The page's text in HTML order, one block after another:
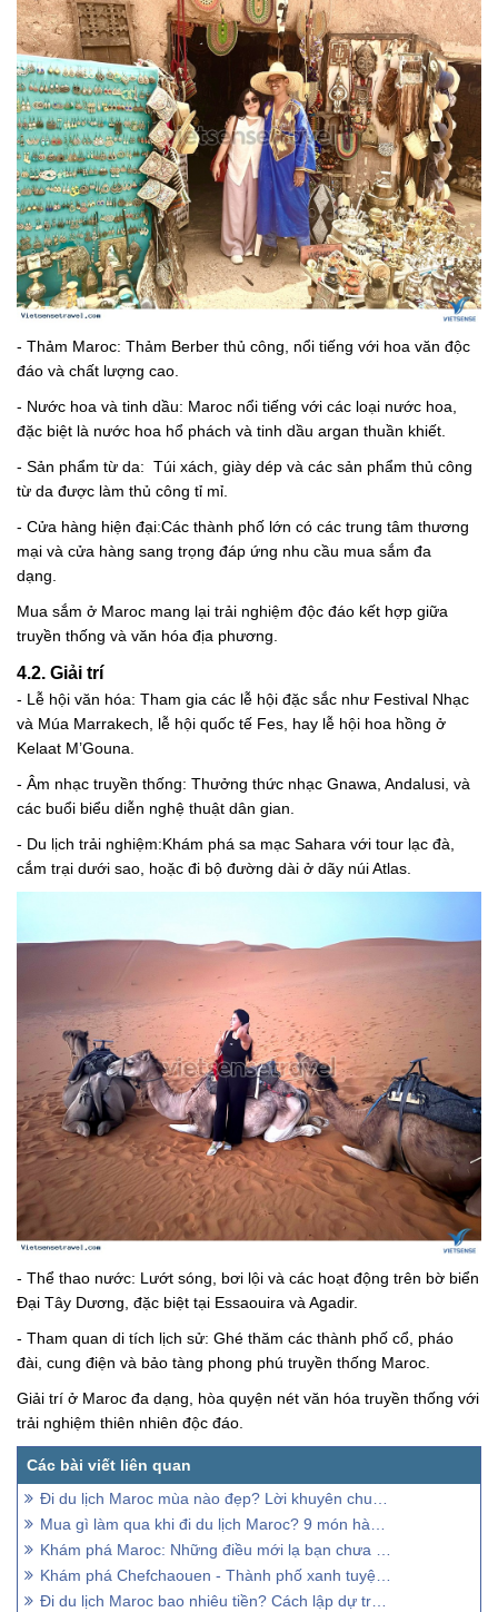
- Thảm Maroc: Thảm Berber thủ công, nổi tiếng với hoa văn độc
đáo và chất lượng cao.
- Nước hoa và tinh dầu: Maroc nổi tiếng với các loại nước hoa,
đặc biệt là nước hoa hổ phách và tinh dầu argan thuần khiết.
- Sản phẩm từ da: Túi xách, giày dép và các sản phẩm thủ công
từ da được làm thủ công tỉ mỉ.
- Cửa hàng hiện đại:Các thành phố lớn có các trung tâm thương
mại và cửa hàng sang trọng đáp ứng nhu cầu mua sắm đa
dạng.
Mua sắm ở Maroc mang lại trải nghiệm độc đáo kết hợp giữa
truyền thống và văn hóa địa phương.
4.2. Giải trí
- Lễ hội văn hóa: Tham gia các lễ hội đặc sắc như Festival Nhạc
và Múa Marrakech, lễ hội quốc tế Fes, hay lễ hội hoa hồng ở
Kelaat M’Gouna.
- Âm nhạc truyền thống: Thưởng thức nhạc Gnawa, Andalusi, và
các buổi biểu diễn nghệ thuật dân gian.
- Du lịch trải nghiệm:Khám phá sa mạc Sahara với tour lạc đà,
cắm trại dưới sao, hoặc đi bộ đường dài ở dãy núi Atlas.
- Thể thao nước: Lướt sóng, bơi lội và các hoạt động trên bờ biển
Đại Tây Dương, đặc biệt tại Essaouira và Agadir.
- Tham quan di tích lịch sử: Ghé thăm các thành phố cổ, pháo
đài, cung điện và bảo tàng phong phú truyền thống Maroc.
Giải trí ở Maroc đa dạng, hòa quyện nét văn hóa truyền thống với
trải nghiệm thiên nhiên độc đáo.
Đi du lịch Maroc mùa nào đẹp? Lời khuyên chuyên gia lữ hành
Mua gì làm qua khi đi du lịch Maroc? 9 món hàng đặc trưng Moroccan
Khám phá Maroc: Những điều mới lạ bạn chưa từng biết
Khám phá Chefchaouen - Thành phố xanh tuyệt đẹp ở Maroc
Đi du lịch Maroc bao nhiêu tiền? Cách lập dự trù chi phí đúng đủ